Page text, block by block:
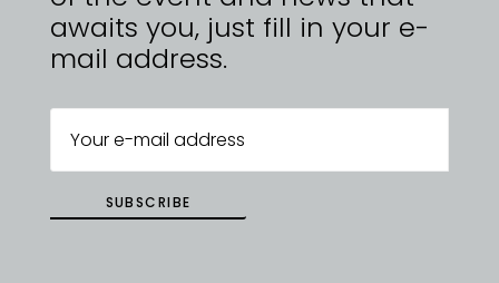
awaits you, just fill in your e-
mail address.
SUBSCRIBE